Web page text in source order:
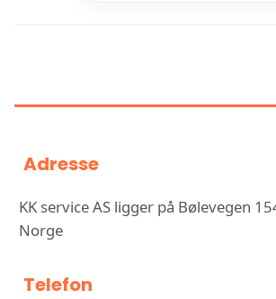
Adresse
KK service AS ligger på Bølevegen
Norge
Telefon